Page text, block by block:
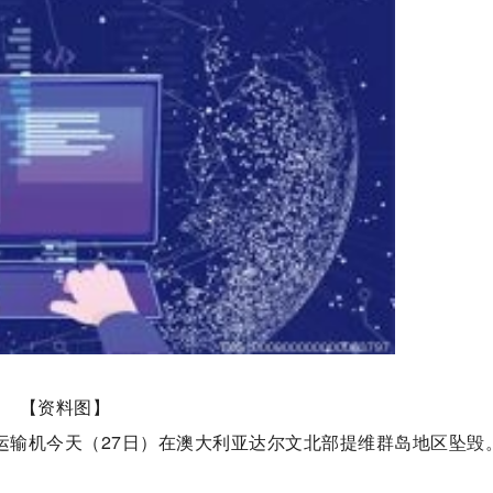
【资料图】
输机今天（27日）在澳大利亚达尔文北部提维群岛地区坠毁